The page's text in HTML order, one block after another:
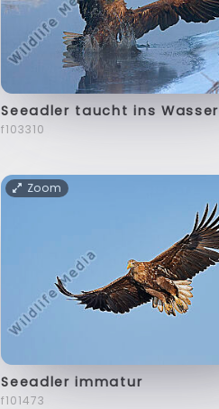
Seeadler taucht ins Wasser
f103310
Zoom
Seeadler immatur
f101473